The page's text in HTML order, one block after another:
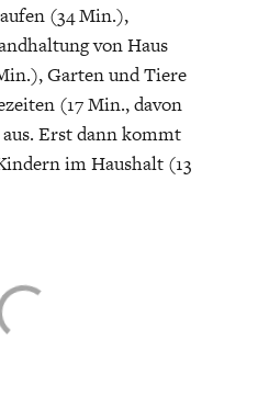
UND
(34 Min.),
von Haus
Garten und Tiere
(17 Min., davon
Erst dann kommt
im Haushalt (13